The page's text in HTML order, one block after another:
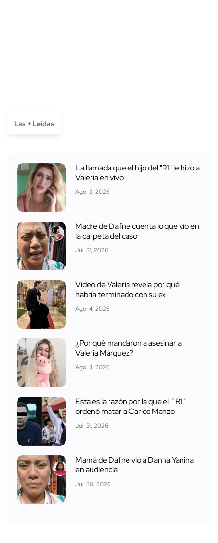
Las + Leídas
La llamada que el hijo del "R1" le hizo a
Valeria en vivo
Ago. 3, 2026
Madre de Dafne cuenta lo que vio en
la carpeta del caso
Jul. 31, 2026
Video de Valeria revela por qué
habría terminado con su ex
Ago. 4, 2026
¿Por qué mandaron a asesinar a
Valeria Márquez?
Ago. 3, 2026
Esta es la razón por la que el ´R1´
ordenó matar a Carlos Manzo
Jul. 31, 2026
Mamá de Dafne vio a Danna Yanina
en audiencia
Jul. 30, 2026